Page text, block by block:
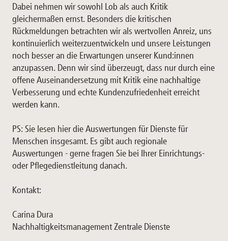
Dabei nehmen wir sowohl Lob als auch Kritik
gleichermaßen ernst. Besonders die kritischen
Rückmeldungen betrachten wir als wertvollen Anreiz, uns
kontinuierlich weiterzuentwickeln und unsere Leistungen
noch besser an die Erwartungen unserer Kund:innen
anzupassen. Denn wir sind überzeugt, dass nur durch eine
offene Auseinandersetzung mit Kritik eine nachhaltige
Verbesserung und echte Kundenzufriedenheit erreicht
werden kann.
PS: Sie lesen hier die Auswertungen für Dienste für
Menschen insgesamt. Es gibt auch regionale
Auswertungen - gerne fragen Sie bei Ihrer Einrichtungs-
oder Pflegedienstleitung danach.
Kontakt:
Carina Dura
Nachhaltigkeitsmanagement Zentrale Dienste